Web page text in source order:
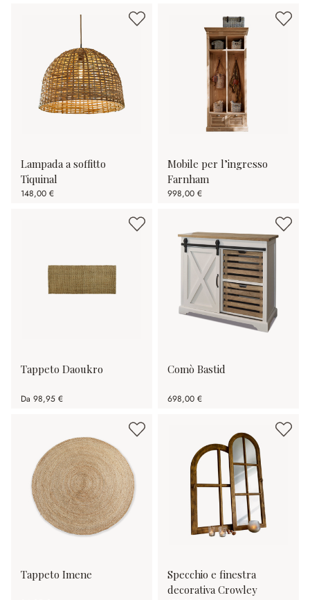
Lampada a soffitto
Tiquinal
148,00 €
Mobile per l’ingresso
Farnham
998,00 €
Tappeto Daoukro
Da 98,95 €
Comò Bastid
698,00 €
Tappeto Imene
Specchio e finestra
decorativa Crowley